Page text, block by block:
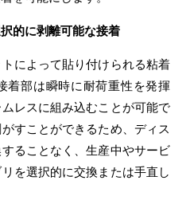
的に剥離可能な接着
によって貼り付けられる粘着
着部は瞬時に耐荷重性を発揮
レスに組み込むことが可能で
すことができるため、ディス
ることなく、生産中やサービ
を選択的に交換または手直し